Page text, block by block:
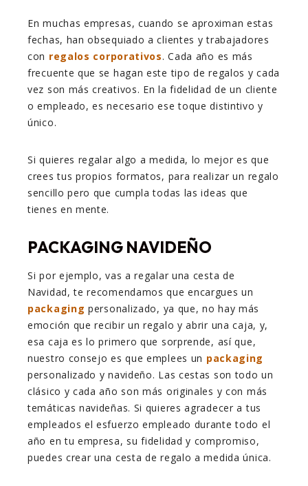
En muchas empresas, cuando se aproximan estas
fechas, han obsequiado a clientes y trabajadores
con regalos corporativos. Cada año es más
frecuente que se hagan este tipo de regalos y cada
vez son más creativos. En la fidelidad de un cliente
o empleado, es necesario ese toque distintivo y
único.
Si quieres regalar algo a medida, lo mejor es que
crees tus propios formatos, para realizar un regalo
sencillo pero que cumpla todas las ideas que
tienes en mente.
PACKAGING NAVIDEÑO
Si por ejemplo, vas a regalar una cesta de
Navidad, te recomendamos que encargues un
packaging personalizado, ya que, no hay más
emoción que recibir un regalo y abrir una caja, y,
esa caja es lo primero que sorprende, así que,
nuestro consejo es que emplees un packaging
personalizado y navideño. Las cestas son todo un
clásico y cada año son más originales y con más
temáticas navideñas. Si quieres agradecer a tus
empleados el esfuerzo empleado durante todo el
año en tu empresa, su fidelidad y compromiso,
puedes crear una cesta de regalo a medida única.